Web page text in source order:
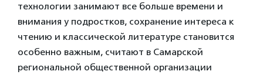
технологии занимают все больше времени и
внимания у подростков, сохранение интереса к
чтению и классической литературе становится
особенно важным, считают в Самарской
региональной общественной организации